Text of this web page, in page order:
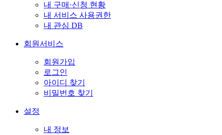
내 구매·신청 현황
내 서비스 사용권한
내 관심 DB
회원서비스
회원가입
로그인
아이디 찾기
비밀번호 찾기
설정
내 정보